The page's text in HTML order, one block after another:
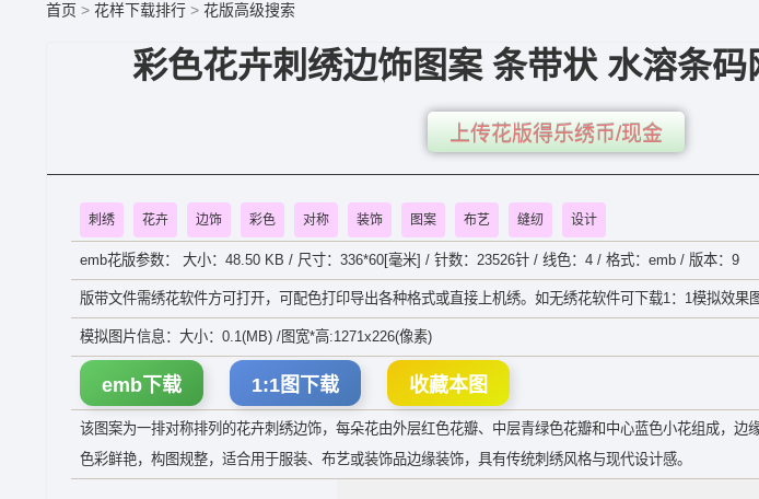
首页 > 花样下载排行 > 花版高级搜索
彩色花卉刺绣边饰图案 条带状 水溶条
上传花版得乐绣币/现金
刺绣 花卉 边饰 彩色 对称 装饰 图案 布艺 缝纫 设计
emb花版参数： 大小：48.50 KB / 尺寸：336*60[毫米] / 针数：23526针 / 线色：4 / 格式：emb / 版本：9
版带文件需绣花软件方可打开，可配色打印导出各种格式或直接上机绣。如无绣花软件可下载1：1模拟效果图
模拟图片信息：大小：0.1(MB) /图宽*高:1271x226(像素)
emb下载 1:1图下载 收藏本图
该图案为一排对称排列的花卉刺绣边饰，每朵花由外层红色花瓣、中层青绿色花瓣和中心蓝色小花组成，边
色彩鲜艳，构图规整，适合用于服装、布艺或装饰品边缘装饰，具有传统刺绣风格与现代设计感。